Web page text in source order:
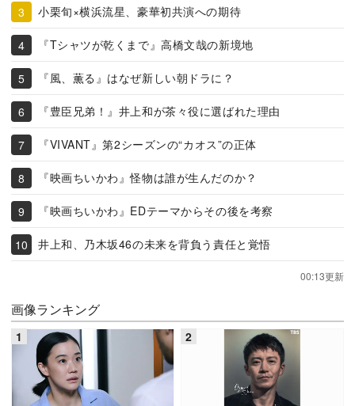
小栗旬×横浜流星、豪華初共演への期待
『Tシャツが乾くまで』高橋文哉の新境地
『風、薫る』はなぜ新しい朝ドラに？
『豊臣兄弟！』井上和が茶々役に選ばれた理由
『VIVANT』第2シーズンの“カオス”の正体
『映画ちいかわ』怪物は誰が生んだのか？
『映画ちいかわ』EDテーマからその後を考察
井上和、乃木坂46の未来を背負う責任と覚悟
00:13更新
画像ランキング